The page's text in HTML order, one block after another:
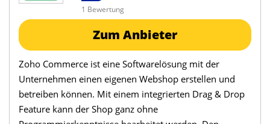
1 Bewertung
Zum Anbieter
Zoho Commerce ist eine Softwarelösung mit der
Unternehmen einen eigenen Webshop erstellen und
betreiben können. Mit einem integrierten Drag & Drop
Feature kann der Shop ganz ohne